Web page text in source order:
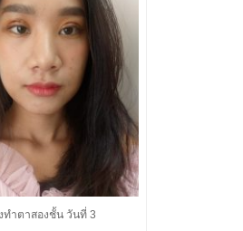
ทำตาสองชั้น วันที่ 3